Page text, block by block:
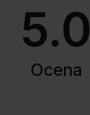
5.0
Ocena